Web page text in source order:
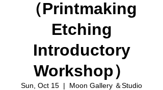
（Printmaking
Etching
Introductory
Workshop）
Sun, Oct 15
  |
Moon Gallery ＆Studio